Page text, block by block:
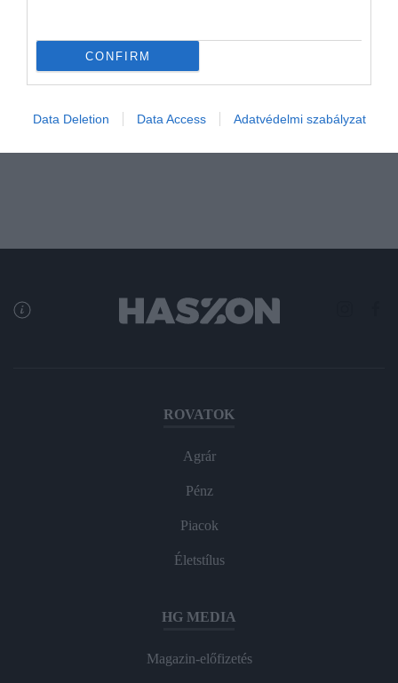
CONFIRM
Data Deletion Data Access Adatvédelmi szabályzat
Még mindig nem indult újra a kecskeméti
Mercedes-gyár (frissítve)
Továbbra is csiphiány sújtja a világ autógyártóit itthon és
ROVATOK
Agrár
Pénz
Piacok
Életstílus
HG MEDIA
Magazin-előfizetés